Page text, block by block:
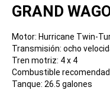
GRAND
Motor: Hurricane Twin-
Transmisión: ocho
Tren motriz: 4 x 4
Combustible
Tanque: 26.5 galones